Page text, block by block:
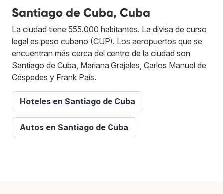
Santiago de Cuba, Cuba
La ciudad tiene 555.000 habitantes. La divisa de curso
legal es peso cubano (CUP). Los aeropuertos que se
encuentran más cerca del centro de la ciudad son
Santiago de Cuba, Mariana Grajales, Carlos Manuel de
Céspedes y Frank País.
Hoteles en Santiago de Cuba
Autos en Santiago de Cuba